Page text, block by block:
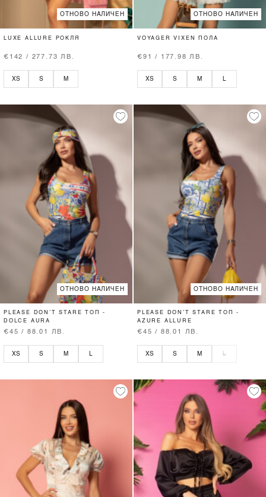
ОТНОВО НАЛИЧЕН
LUXE ALLURE РОКЛЯ
€142 / 277.73 ЛВ.
XS S M
ОТНОВО НАЛИЧЕН
VOYAGER VIXEN ПОЛА
€91 / 177.98 ЛВ.
XS S M L
ОТНОВО НАЛИЧЕН
PLEASE DON’T STARE ТОП -
DOLCE AURA
€45 / 88.01 ЛВ.
XS S M
ОТНОВО НАЛИЧЕН
PLEASE DON’T STARE ТОП -
AZURE ALLURE
€45 / 88.01 ЛВ.
XS S M L